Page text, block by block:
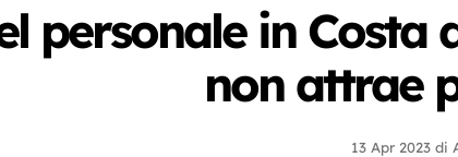
personale in Costa
non attrae
13 Apr 2023 di